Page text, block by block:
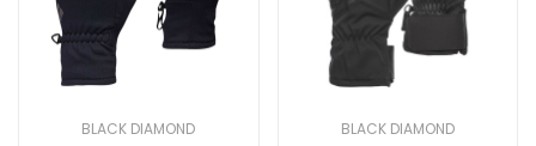
BLACK DIAMOND BLACK DIAMOND